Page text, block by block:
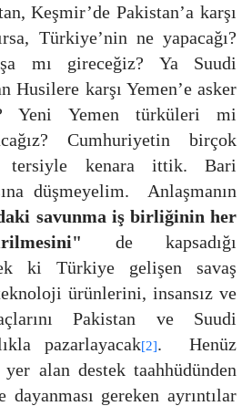
Keşmir’de Pakistan’a karşı
Türkiye’nin ne yapacağı?
mı gireceğiz? Ya Suudi
Husilere karşı Yemen’e asker
Yeni Yemen türküleri mi
Cumhuriyetin birçok
tersiyle kenara ittik. Bari
düşmeyelim.
Anlaşmanın
savunma iş birliğinin her
de kapsadığı
ki Türkiye gelişen savaş
ürünlerini, insansız ve
Pakistan ve Suudi
pazarlayacak[2].
Henüz
alan destek taahhüdünden
gereken ayrıntılar